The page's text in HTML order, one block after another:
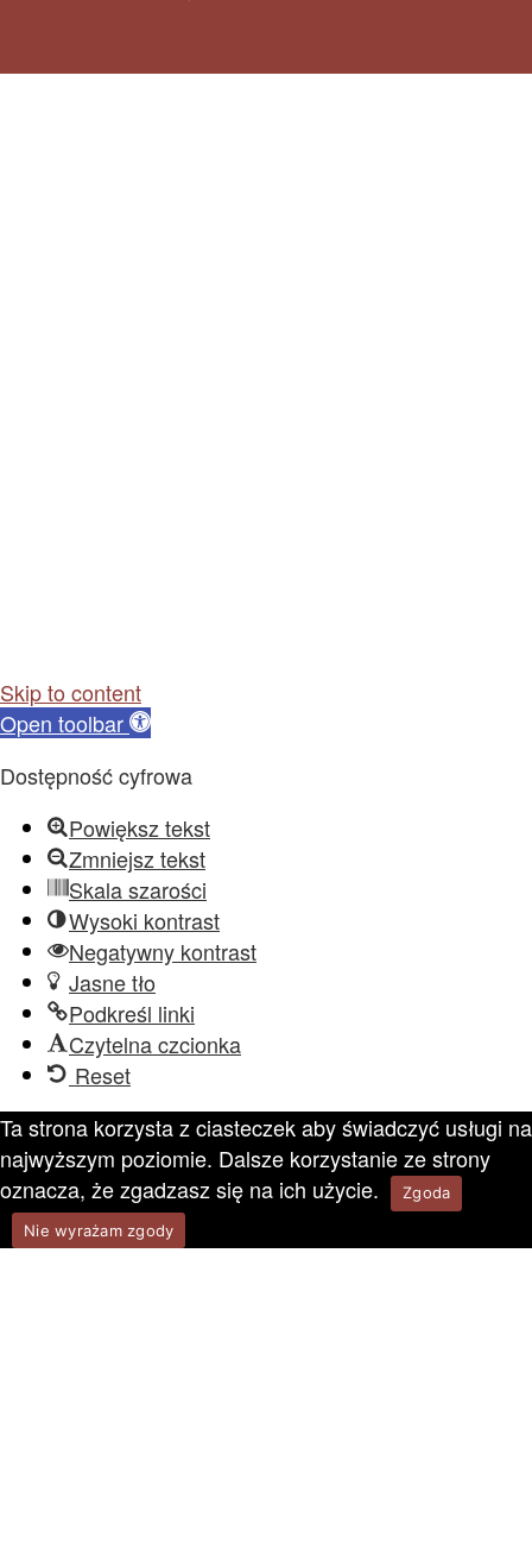
Skip to content
Open toolbar
Dostępność cyfrowa
Powiększ tekst
Zmniejsz tekst
Skala szarości
Wysoki kontrast
Negatywny kontrast
Jasne tło
Podkreśl linki
Czytelna czcionka
Reset
Ta strona korzysta z ciasteczek aby świadczyć usługi na
najwyższym poziomie. Dalsze korzystanie ze strony
oznacza, że zgadzasz się na ich użycie.
Zgoda
Nie wyrażam zgody